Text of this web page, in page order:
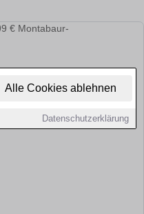
Alle Cookies ablehnen
Datenschutzerklärung